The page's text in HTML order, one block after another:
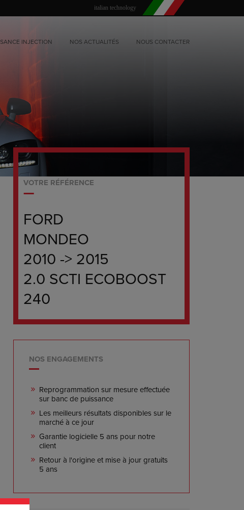
italian technology
INJECTION NOS ACTUALITÉS NOUS CONTACTER
VOTRE RÉFÉRENCE
FORD
MONDEO
2010 -> 2015
2.0 SCTI ECOBOOST
240
NOS ENGAGEMENTS
Reprogrammation sur mesure effectuée
sur banc de puissance
Les meilleurs résultats disponibles sur le
marché à ce jour
Garantie logicielle 5 ans pour notre
client
Retour à l'origine et mise à jour gratuits
5 ans